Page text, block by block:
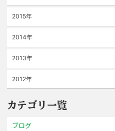
2015年
2014年
2013年
2012年
カテゴリ一覧
ブログ